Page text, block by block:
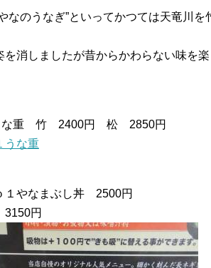
なのうなぎ”といってかつては天竜川
を消しましたが昔からかわらない味を
な重 竹 2400円 松 2850円
１やなまぶし丼 2500円
3150円